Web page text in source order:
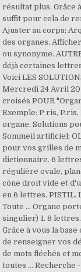
résultat plus. Grâce
suffit pour cela de
Ajuster au corps;
des organes.
ou synonyme.
déjà certaines
Voici LES
Mercredi 24 Avril
croisés POUR
Exemple: P ris,
organe, Solutions
Sommeil artificiel;
pour vos grilles de
dictionnaire. 6
régulière ovale,
cône droit vide et
en 6 lettres. PISTIL.
Toute … Organe
singulier) 1. 8
Grâce à vous la
de renseigner vos
de mots fléchés et
toutes … Recherche